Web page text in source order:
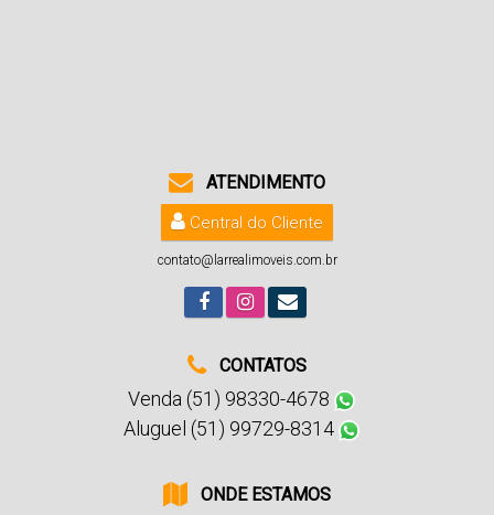
ATENDIMENTO
Central do Cliente
contato@larrealimoveis.com.br
CONTATOS
Venda (51) 98330-4678
Aluguel (51) 99729-8314
ONDE ESTAMOS